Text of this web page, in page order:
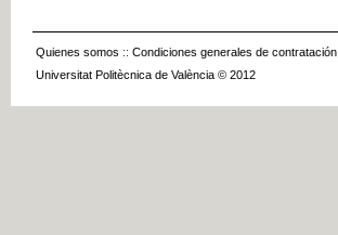
Quienes somos :: Condiciones generales de contratación
Universitat Politècnica de València © 2012